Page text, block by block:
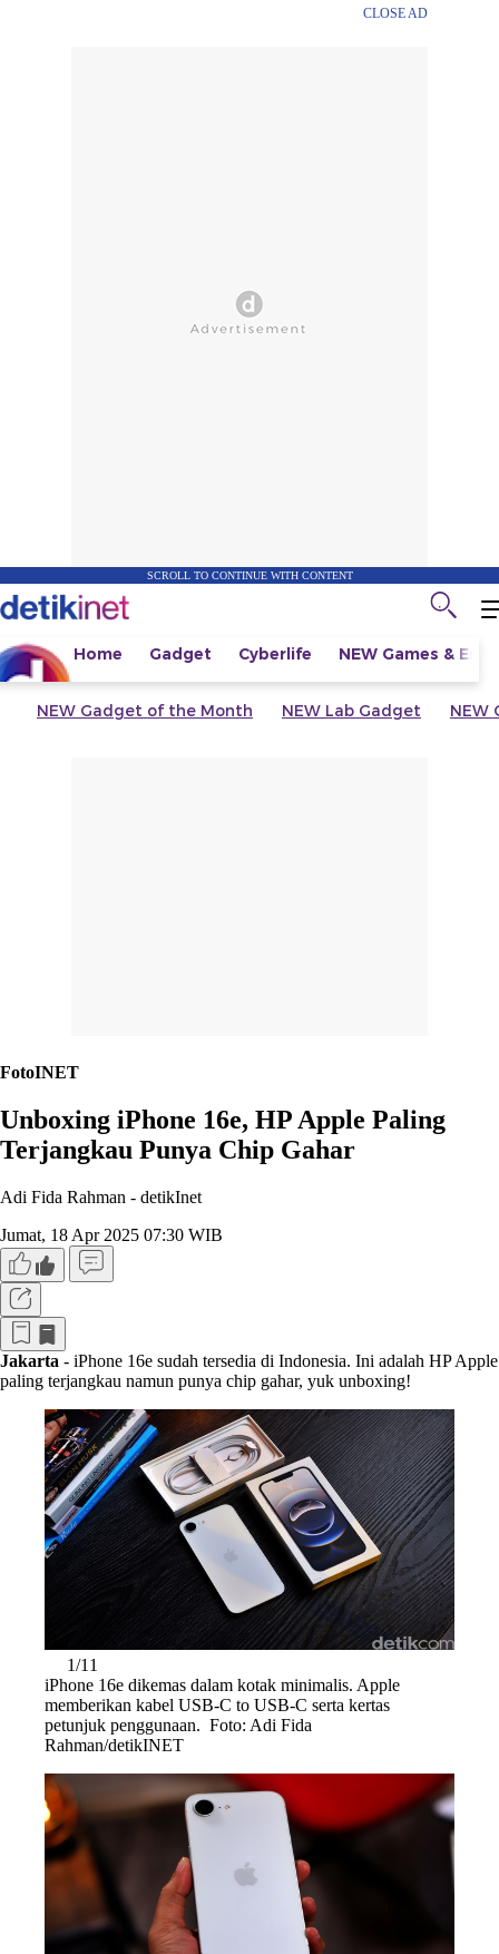
CLOSE AD
SCROLL TO CONTINUE WITH CONTENT
Home Gadget Cyberlife NEW Games &
NEW Gadget of the Month NEW Lab Gadget NEW
FotoINET
Unboxing iPhone 16e, HP Apple Paling
Terjangkau Punya Chip Gahar
Adi Fida Rahman - detikInet
Jumat, 18 Apr 2025 07:30 WIB
Jakarta - iPhone 16e sudah tersedia di Indonesia. Ini adalah HP Apple
paling terjangkau namun punya chip gahar, yuk unboxing!
1/11
iPhone 16e dikemas dalam kotak minimalis. Apple
memberikan kabel USB-C to USB-C serta kertas
petunjuk penggunaan. Foto: Adi Fida
Rahman/detikINET